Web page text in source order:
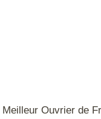
Ouvrier de